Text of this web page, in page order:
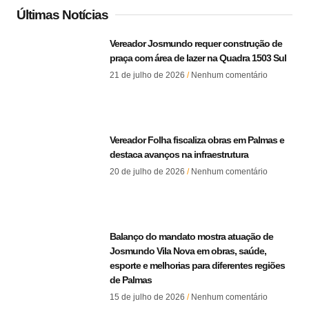
Últimas Notícias
Vereador Josmundo requer construção de
praça com área de lazer na Quadra 1503 Sul
21 de julho de 2026 Nenhum comentário
Vereador Folha fiscaliza obras em Palmas e
destaca avanços na infraestrutura
20 de julho de 2026 Nenhum comentário
Balanço do mandato mostra atuação de
Josmundo Vila Nova em obras, saúde,
esporte e melhorias para diferentes regiões
de Palmas
15 de julho de 2026 Nenhum comentário